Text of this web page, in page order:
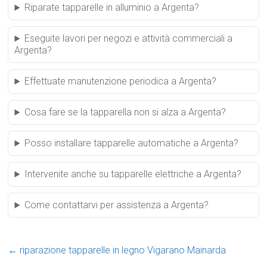
Riparate tapparelle in alluminio a Argenta?
Eseguite lavori per negozi e attività commerciali a
Argenta?
Effettuate manutenzione periodica a Argenta?
Cosa fare se la tapparella non si alza a Argenta?
Posso installare tapparelle automatiche a Argenta?
Intervenite anche su tapparelle elettriche a Argenta?
Come contattarvi per assistenza a Argenta?
← riparazione tapparelle in legno Vigarano Mainarda